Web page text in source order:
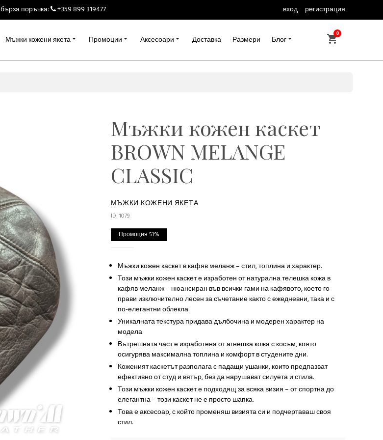
бърза поръчка: +359 899 319477 вход регистрация
Мъжки кожени якета Промоции Аксесоари Доставка Размери Блог
0
Мъжки кожен каскет
BROWN MELANGE
CLASSIC
МЪЖКИ КОЖЕНИ ЯКЕТА
ID: 1079
Промоция 51%
Мъжки кожен каскет в кафяв меланж – стил, топлина и характер.
Този мъжки кожен каскет е изработен от натурална телешка кожа в
кафяв меланж – нюансиран във всички гами на кафявото, което го
прави изключително лесен за съчетание както с ежедневни, така и с
по-елегантни облекла.
Уникалната текстура придава дълбочина и модерен характер на
модела.
Вътрешната част е изработена от агнешка кожа с косъм, която
осигурява максимална топлина и комфорт в студените дни.
Коженият каскетът разполага с падащи ушанки, които предпазват
ефективно от студ и вятър, без да нарушават силуета и стила.
Този мъжки кожен каскет е подходящ за всяка визия – от спортна до
елегантна – този каскет не е просто шапка.
Това е аксесоар, с който променяш визията си и подчертаваш своя
стил.